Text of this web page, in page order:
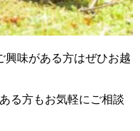
興味がある方はぜひお越
る方もお気軽にご相談